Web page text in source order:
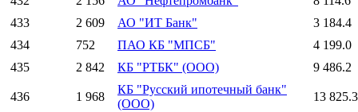
433
2 609 АО "ИТ Банк"
3 184.4
434
752 ПАО КБ "МПСБ"
4 199.0
435
2 842 КБ "РТБК" (ООО) 9 486.2
436 1 968
КБ "Русский ипотечный банк"
(ООО)
13 825.3